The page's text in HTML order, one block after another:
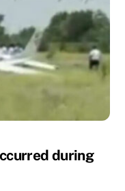
during